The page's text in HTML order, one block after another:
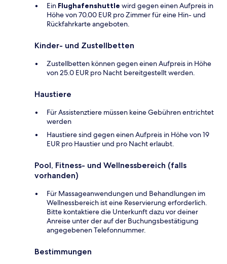
Ein Flughafenshuttle wird gegen einen Aufpreis in
Höhe von 70.00 EUR pro Zimmer für eine Hin- und
Rückfahrkarte angeboten.
Kinder- und Zustellbetten
Zustellbetten können gegen einen Aufpreis in Höhe
von 25.0 EUR pro Nacht bereitgestellt werden.
Haustiere
Für Assistenztiere müssen keine Gebühren entrichtet
werden
Haustiere sind gegen einen Aufpreis in Höhe von 19
EUR pro Haustier und pro Nacht erlaubt.
Pool, Fitness- und Wellnessbereich (falls
vorhanden)
Für Massageanwendungen und Behandlungen im
Wellnessbereich ist eine Reservierung erforderlich.
Bitte kontaktiere die Unterkunft dazu vor deiner
Anreise unter der auf der Buchungsbestätigung
angegebenen Telefonnummer.
Bestimmungen